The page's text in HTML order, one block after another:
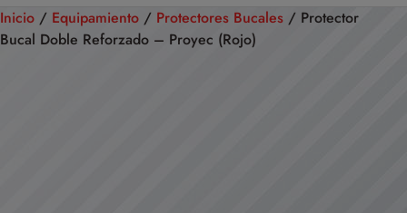
Inicio / Equipamiento / Protectores Bucales / Protector
Bucal Doble Reforzado – Proyec (Rojo)